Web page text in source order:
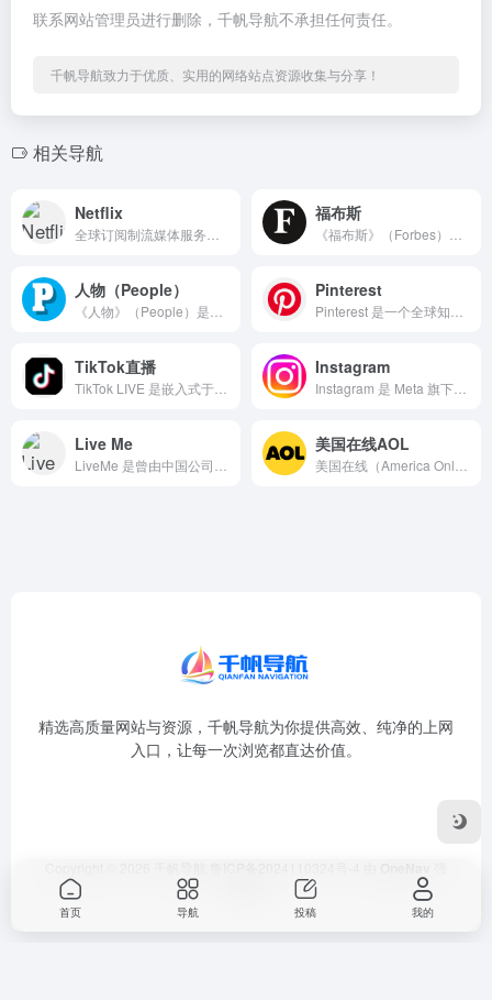
联系网站管理员进行删除，千帆导航不承担任何责任。
千帆导航致力于优质、实用的网络站点资源收集与分享！
相关导航
Netflix 福布斯
人物（People） Pinterest
TikTok直播 Instagram
Live Me 美国在线AOL
精选高质量网站与资源，千帆导航为你提供高效、纯净的上网
入口，让每一次浏览都直达价值。
首页 导航 投稿 我的